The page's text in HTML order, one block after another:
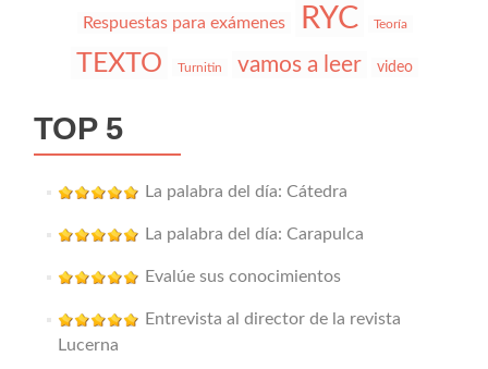
Respuestas para exámenes RYC Teoría
TEXTO Turnitin vamos a leer video
TOP 5
La palabra del día: Cátedra
La palabra del día: Carapulca
Evalúe sus conocimientos
Entrevista al director de la revista
Lucerna